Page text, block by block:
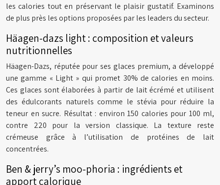
les calories tout en préservant le plaisir gustatif. Examinons
de plus près les options proposées par les leaders du secteur.
Häagen-dazs light : composition et valeurs
nutritionnelles
Häagen-Dazs, réputée pour ses glaces premium, a développé
une gamme « Light » qui promet 30% de calories en moins.
Ces glaces sont élaborées à partir de lait écrémé et utilisent
des édulcorants naturels comme le stévia pour réduire la
teneur en sucre. Résultat : environ 150 calories pour 100 ml,
contre 220 pour la version classique. La texture reste
crémeuse grâce à l’utilisation de protéines de lait
concentrées.
Ben & jerry’s moo-phoria : ingrédients et
apport calorique